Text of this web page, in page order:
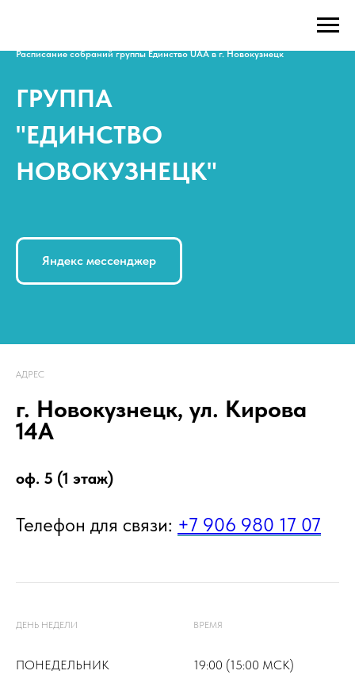
Расписание собраний группы Единство UAA в г. Новокузнецк
ГРУППА
"ЕДИНСТВО
НОВОКУЗНЕЦК"
Яндекс мессенджер
АДРЕС
г. Новокузнецк, ул. Кирова
14А
оф. 5 (1 этаж)
Телефон для связи: +7 906 980 17 07
ДЕНЬ НЕДЕЛИ ВРЕМЯ
ПОНЕДЕЛЬНИК 19:00 (15:00 МСК)